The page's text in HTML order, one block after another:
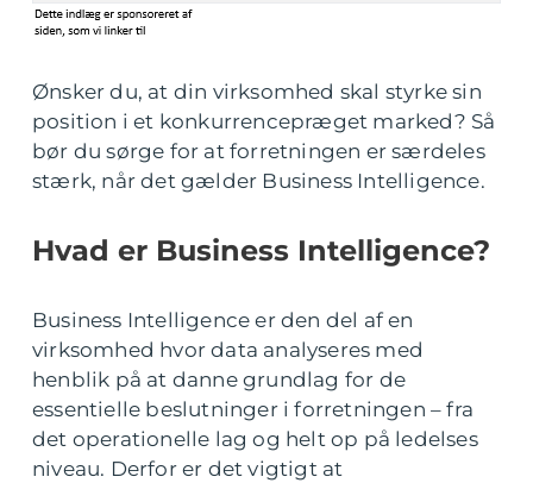
Ønsker du, at din virksomhed skal styrke sin
position i et konkurrencepræget marked? Så
bør du sørge for at forretningen er særdeles
stærk, når det gælder Business Intelligence.
Hvad er Business Intelligence?
Business Intelligence er den del af en
virksomhed hvor data analyseres med
henblik på at danne grundlag for de
essentielle beslutninger i forretningen – fra
det operationelle lag og helt op på ledelses
niveau. Derfor er det vigtigt at